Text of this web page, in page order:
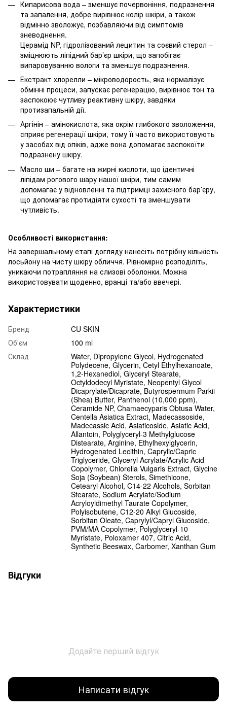
Кипарисова вода – зменшує почервоніння, подразнення
та запалення, добре вирівнює колір шкіри, а також
відмінно зволожує, позбавляючи від симптомів
зневоднення.
Церамід NP, гідролізований лецитин та соєвий стерол –
зміцнюють ліпідний бар’єр шкіри, що запобігає
випаровуванню вологи та зменшує подразнення.
Екстракт хлорелли – мікроводорость, яка нормалізує
обмінні процеси, запускає регенерацію, вирівнює тон та
заспокоює чутливу реактивну шкіру, завдяки
протизапальній дії.
Аргінін – амінокислота, яка окрім глибокого зволоження,
сприяє регенерації шкіри, тому її часто використовують
у засобах від опіків, адже вона допомагає заспокоїти
подразнену шкіру.
Масло ши – багате на жирні кислоти, що ідентичні
ліпідам рогового шару нашої шкіри, тим самим
допомагає у відновленні та підтримці захисного бар’єру,
що допомагає протидіяти сухості та зменшувати
чутливість.
Особливості використання:
На завершальному етапі догляду нанесіть потрібну кількість
лосьйону на чисту шкіру обличчя. Рівномірно розподіліть,
уникаючи потрапляння на слизові оболонки. Можна
використовувати щоденно, вранці та/або ввечері.
Характеристики
Бренд
CU SKIN
Об'єм
100 ml
Склад
Water, Dipropylene Glycol, Hydrogenated
Polydecene, Glycerin, Cetyl Ethylhexanoate,
1,2-Hexanediol, Glyceryl Stearate,
Octyldodecyl Myristate, Neopentyl Glycol
Dicaprylate/Dicaprate, Butyrospermum Parkii
(Shea) Butter, Panthenol (10,000 ppm),
Ceramide NP, Chamaecyparis Obtusa Water,
Centella Asiatica Extract, Madecassoside,
Madecassic Acid, Asiaticoside, Asiatic Acid,
Allantoin, Polyglyceryl-3 Methylglucose
Distearate, Arginine, Ethylhexylglycerin,
Hydrogenated Lecithin, Caprylic/Capric
Triglyceride, Glyceryl Acrylate/Acrylic Acid
Copolymer, Chlorella Vulgaris Extract, Glycine
Soja (Soybean) Sterols, Simethicone,
Cetearyl Alcohol, C14-22 Alcohols, Sorbitan
Stearate, Sodium Acrylate/Sodium
Acryloyldimethyl Taurate Copolymer,
Polyisobutene, C12-20 Alkyl Glucoside,
Sorbitan Oleate, Caprylyl/Capryl Glucoside,
PVM/MA Copolymer, Polyglyceryl-10
Myristate, Poloxamer 407, Citric Acid,
Synthetic Beeswax, Carbomer, Xanthan Gum
Відгуки
Додайте перший відгук
Написати відгук